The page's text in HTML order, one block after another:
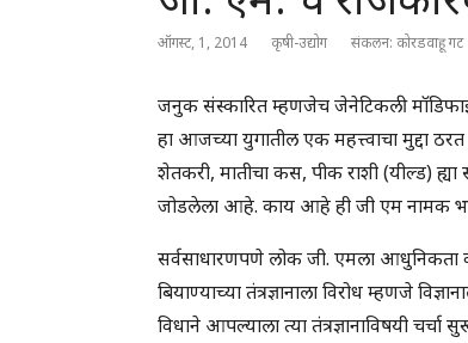
ऑगस्ट, 1, 2014 कृषी-उद्योग संकलन: कोरडवाहू गट
जनुक संस्कारित म्हणजेच जेनेटिकली
हा आजच्या युगातील एक महत्त्वाचा मुद्दा
शेतकरी, मातीचा कस, पीक राशी (यील्ड)
जोडलेला आहे. काय आहे ही जी एम नामक
सर्वसाधारणपणे लोक जी. एमला आधुनिकता
बियाण्याच्या तंत्रज्ञानाला विरोध म्हणजे
विधाने आपल्याला त्या तंत्रज्ञानाविषयी